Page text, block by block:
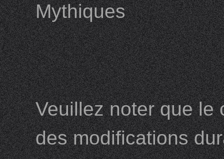
Mythiques
Veuillez noter que le
des modifications